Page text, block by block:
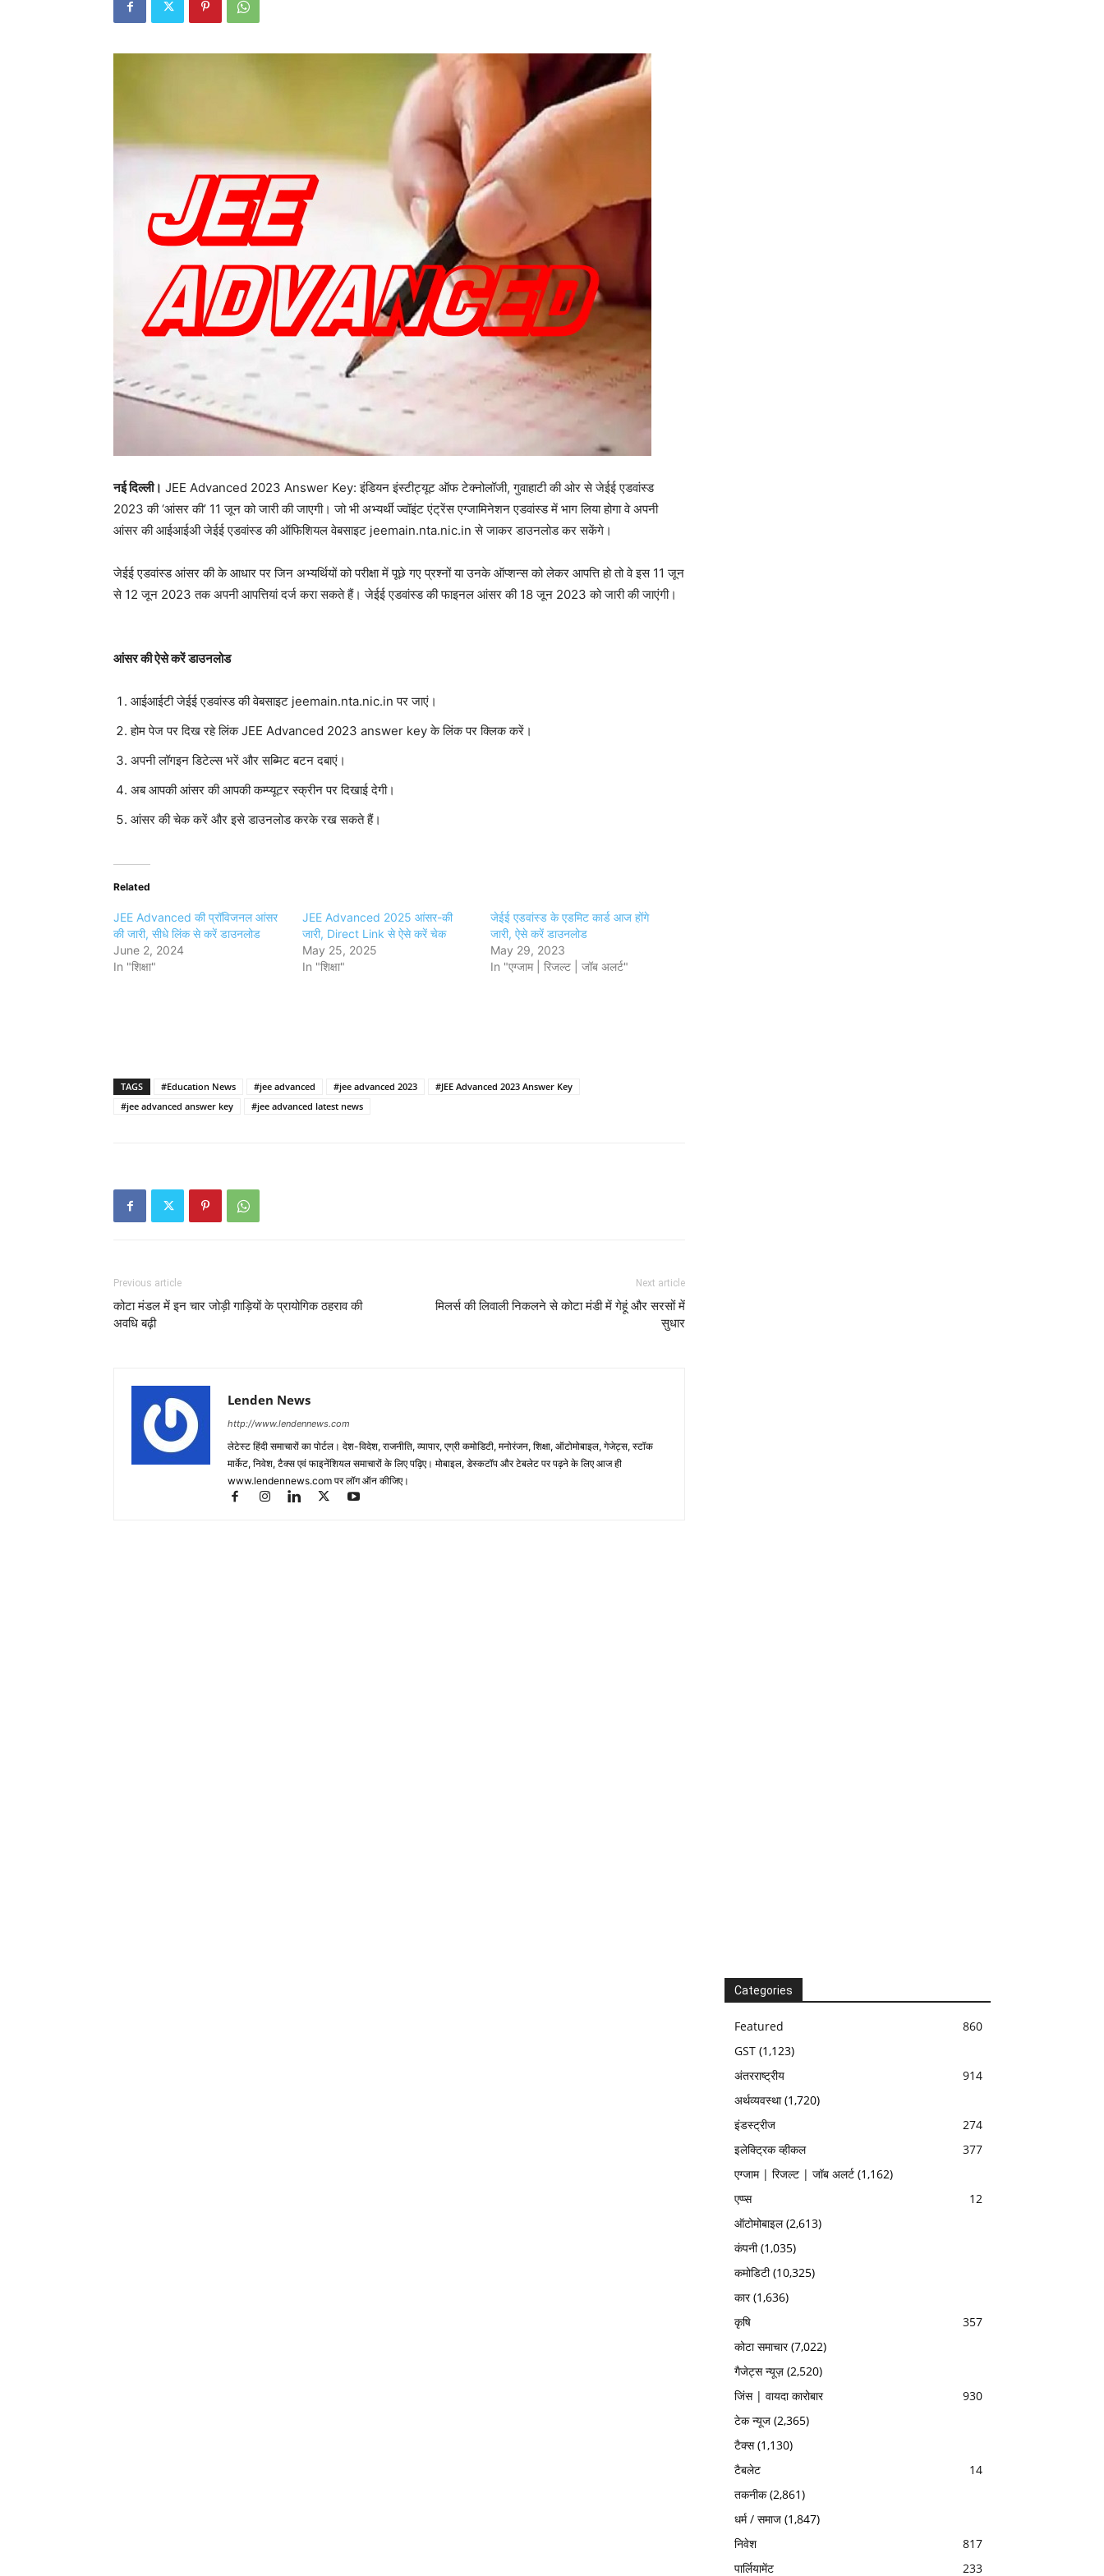
नई दिल्ली। JEE Advanced 2023 Answer Key: इंडियन इंस्टीट्यूट ऑफ टेक्नोलॉजी, गुवाहाटी की ओर से जेईई एडवांस्ड
2023 की ‘आंसर की’ 11 जून को जारी की जाएगी। जो भी अभ्यर्थी ज्वॉइंट एंट्रेंस एग्जामिनेशन एडवांस्ड में भाग लिया होगा वे अपनी
आंसर की आईआईअी जेईई एडवांस्ड की ऑफिशियल वेबसाइट jeemain.nta.nic.in से जाकर डाउनलोड कर सकेंगे।
जेईई एडवांस्ड आंसर की के आधार पर जिन अभ्यर्थियों को परीक्षा में पूछे गए प्रश्नों या उनके ऑप्शन्स को लेकर आपत्ति हो तो वे इस 11 जून
से 12 जून 2023 तक अपनी आपत्तियां दर्ज करा सकते हैं। जेईई एडवांस्ड की फाइनल आंसर की 18 जून 2023 को जारी की जाएंगी।
आंसर की ऐसे करें डाउनलोड
आईआईटी जेईई एडवांस्ड की वेबसाइट jeemain.nta.nic.in पर जाएं।
होम पेज पर दिख रहे लिंक JEE Advanced 2023 answer key के लिंक पर क्लिक करें।
अपनी लॉगइन डिटेल्स भरें और सब्मिट बटन दबाएं।
अब आपकी आंसर की आपकी कम्प्यूटर स्क्रीन पर दिखाई देगी।
आंसर की चेक करें और इसे डाउनलोड करके रख सकते हैं।
Related
JEE Advanced की प्रॉविजनल आंसर
की जारी, सीधे लिंक से करें डाउनलोड
June 2, 2024
In "शिक्षा"
JEE Advanced 2025 आंसर-की
जारी, Direct Link से ऐसे करें चेक
May 25, 2025
In "शिक्षा"
जेईई एडवांस्ड के एडमिट कार्ड आज होंगे
जारी, ऐसे करें डाउनलोड
May 29, 2023
In "एग्जाम | रिजल्ट | जॉब अलर्ट"
TAGS #Education News #jee advanced #jee advanced 2023
#JEE Advanced 2023 Answer Key
#jee advanced answer key
#jee advanced latest news
Previous article
कोटा मंडल में इन चार जोड़ी गाड़ियों के प्रायोगिक ठहराव की
अवधि बढ़ी
Next article
मिलर्स की लिवाली निकलने से कोटा मंडी में गेहूं और सरसों में
सुधार
Lenden News
http://www.lendennews.com
लेटेस्ट हिंदी समाचारों का पोर्टल। देश-विदेश, राजनीति, व्यापार, एग्री कमोडिटी, मनोरंजन, शिक्षा, ऑटोमोबाइल, गेजेट्स, स्टॉक
मार्केट, निवेश, टैक्स एवं फाइनेंशियल समाचारों के लिए पढ़िए। मोबाइल, डेस्कटॉप और टेबलेट पर पढ़ने के लिए आज ही
www.lendennews.com पर लॉग ऑन कीजिए।
Categories
Featured
860
GST (1,123)
अंतरराष्ट्रीय
914
अर्थव्यवस्था(1,720)
इंडस्ट्रीज
274
इलेक्ट्रिक व्हीकल
377
एग्जाम | रिजल्ट | जॉब अलर्ट (1,162)
एप्प्स
12
ऑटोमोबाइल(2,613)
कंपनी(1,035)
कमोडिटी(10,325)
कार(1,636)
कृषि
357
कोटा समाचार(7,022)
गैजेट्स न्यूज़ (2,520)
जिंस | वायदा कारोबार
930
टेक न्यूज (2,365)
टैक्स(1,130)
टैबलेट
14
तकनीक(2,861)
धर्म / समाज (1,847)
निवेश
817
पार्लियामेंट
233